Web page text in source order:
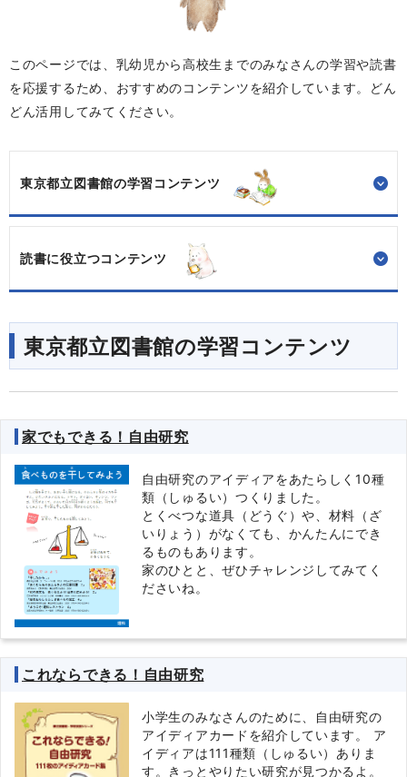
このページでは、乳幼児から高校生までのみなさんの学習や読書
を応援するため、おすすめのコンテンツを紹介しています。どん
どん活用してみてください。
東京都立図書館の学習コンテンツ
読書に役立つコンテンツ
東京都立図書館の学習コンテンツ
家でもできる！自由研究
自由研究のアイディアをあたらしく10種
類（しゅるい）つくりました。
とくべつな道具（どうぐ）や、材料（ざ
いりょう）がなくても、かんたんにでき
るものもあります。
家のひとと、ぜひチャレンジしてみてく
ださいね。
これならできる！自由研究
小学生のみなさんのために、自由研究の
アイディアカードを紹介しています。 ア
イディアは111種類（しゅるい）ありま
す。きっとやりたい研究が見つかるよ。